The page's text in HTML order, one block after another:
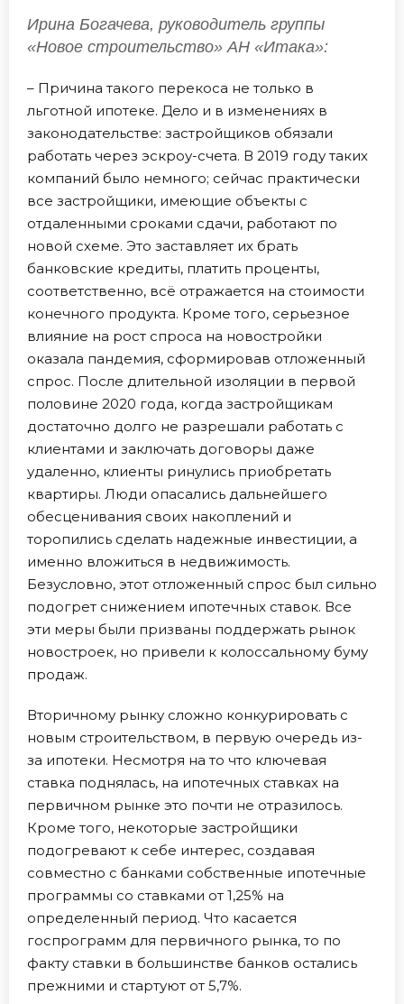
Ирина Богачева, руководитель группы
«Новое строительство» АН «Итака»:
– Причина такого перекоса не только в
льготной ипотеке. Дело и в изменениях в
законодательстве: застройщиков обязали
работать через эскроу-счета. В 2019 году таких
компаний было немного; сейчас практически
все застройщики, имеющие объекты с
отдаленными сроками сдачи, работают по
новой схеме. Это заставляет их брать
банковские кредиты, платить проценты,
соответственно, всё отражается на стоимости
конечного продукта. Кроме того, серьезное
влияние на рост спроса на новостройки
оказала пандемия, сформировав отложенный
спрос. После длительной изоляции в первой
половине 2020 года, когда застройщикам
достаточно долго не разрешали работать с
клиентами и заключать договоры даже
удаленно, клиенты ринулись приобретать
квартиры. Люди опасались дальнейшего
обесценивания своих накоплений и
торопились сделать надежные инвестиции, а
именно вложиться в недвижимость.
Безусловно, этот отложенный спрос был сильно
подогрет снижением ипотечных ставок. Все
эти меры были призваны поддержать рынок
новостроек, но привели к колоссальному буму
продаж.
Вторичному рынку сложно конкурировать с
новым строительством, в первую очередь из-
за ипотеки. Несмотря на то что ключевая
ставка поднялась, на ипотечных ставках на
первичном рынке это почти не отразилось.
Кроме того, некоторые застройщики
подогревают к себе интерес, создавая
совместно с банками собственные ипотечные
программы со ставками от 1,25% на
определенный период. Что касается
госпрограмм для первичного рынка, то по
факту ставки в большинстве банков остались
прежними и стартуют от 5,7%.